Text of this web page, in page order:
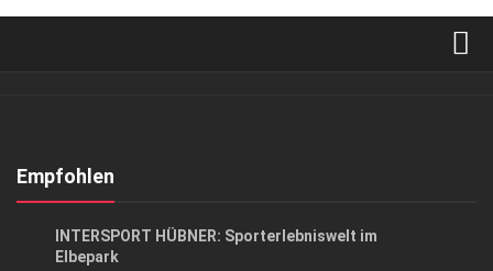
Kontakt, Impressum
Empfohlen
INTERSPORT HÜBNER: Sporterlebniswelt im
Elbepark